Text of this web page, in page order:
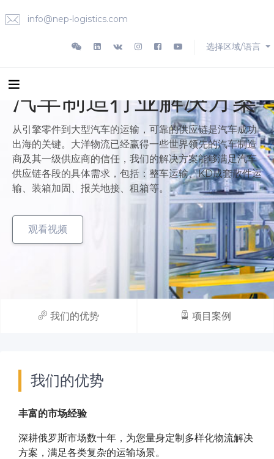
info@nep-logistics.com
选择区域/语言
汽车制造行业解决方案
从引擎零件到大型汽车的运输，可靠的供应链是汽车成功
出海的关键。大洋物流已经赢得一些世界领先的汽车制造
商及其一级供应商的信任，我们的解决方案能够满足汽车
供应链各段的具体需求，包括：整车运输、KD成套散件运
输、装箱加固、报关地接、租箱等。
观看视频
我们的优势 项目案例
我们的优势
丰富的市场经验
深耕俄罗斯市场数十年， 为您量身定制多样化物流解决
方案，满足各类复杂的运输场景。